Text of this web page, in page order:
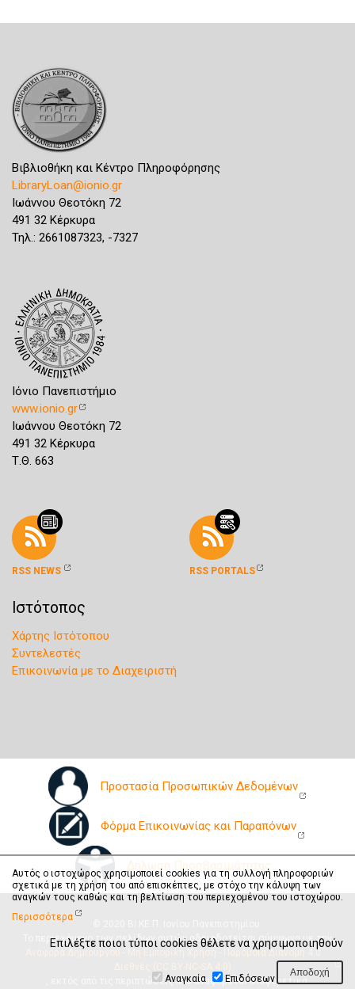
Βιβλιοθήκη και Κέντρο Πληροφόρησης
LibraryLoan@ionio.gr
Ιωάννου Θεοτόκη 72
491 32 Κέρκυρα
Τηλ.: 2661087323, -7327
Ιόνιο Πανεπιστήμιο
www.ionio.gr
Ιωάννου Θεοτόκη 72
491 32 Κέρκυρα
Τ.Θ. 663
RSS NEWS RSS PORTALS
Ιστότοπος
Χάρτης Ιστότοπου
Συντελεστές
Επικοινωνία με το Διαχειριστή
Προστασία Προσωπικών Δεδομένων
Φόρμα Επικοινωνίας και Παραπόνων
Δήλωση Προσβασιμότητας
Το περιεχόμενο των σελίδων αυτών αδειοδοτείται σύμφωνα με την
Αναφορά Δημιουργού - Μη Εμπορική Χρήση - Παρόμοια Διανομή 4.0
, εκτός από τις περιπτώσεις που αναφέρεται διαφορετικά.
Αυτός ο ιστοχώρος χρησιμοποιεί cookies για τη συλλογή πληροφοριών
σχετικά με τη χρήση του από επισκέπτες, με στόχο την κάλυψη των
αναγκών τους καθώς και τη βελτίωση του περιεχομένου του ιστοχώρου.
Περισσότερα
Επιλέξτε ποιοι τύποι cookies θέλετε να χρησιμοποιηθούν
Αναγκαία Επιδόσεων